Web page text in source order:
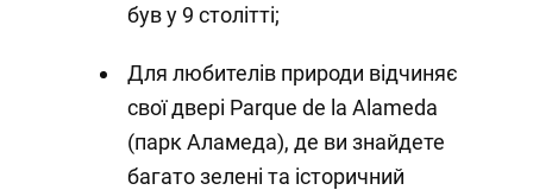
був у 9 столітті;
Для любителів природи відчиняє
свої двері Parque de la Alameda
(парк Аламеда), де ви знайдете
багато зелені та історичний